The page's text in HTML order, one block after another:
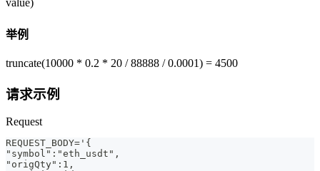
value)
举例
truncate(10000 * 0.2 * 20 / 88888 / 0.0001) = 4500
请求示例
Request
REQUEST_BODY='{
"symbol":"eth_usdt",
"origQty":1,